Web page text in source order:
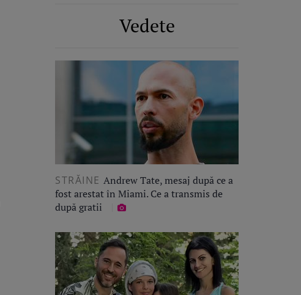
Vedete
STRĂINE Andrew Tate, mesaj după ce a
fost arestat în Miami. Ce a transmis de
după gratii